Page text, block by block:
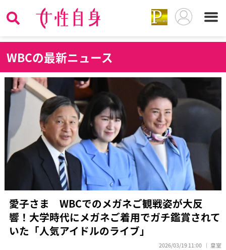
WBCの最新ニュース
愛子さま WBCでのメガネご観戦姿が大反
響！大学時代にメガネご着用でガチ鑑賞されて
いた「人気アイドルのライブ」
2026/03/19 11:00 皇室